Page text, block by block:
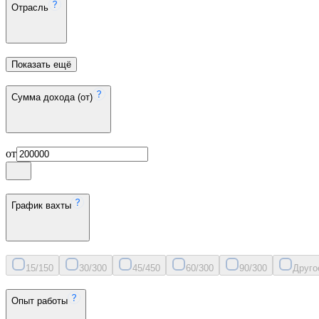
Отрасль
Показать ещё
Сумма дохода (от)
от
График вахты
15/150 30/300 45/450 60/300 90/300
Опыт работы